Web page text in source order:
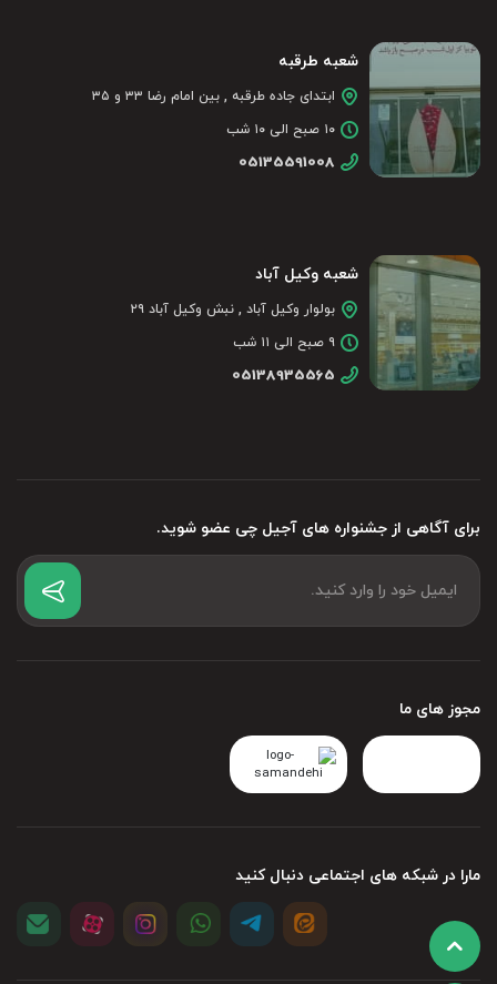
برای آگاهی از جشنواره های آجیل چی عضو شوید.
شعبه طرقبه
ابتدای جاده طرقبه , بین امام رضا ۳۳ و ۳۵
۱۰ صبح الی ۱۰ شب
05135591008
شعبه وکیل آباد
بولوار وکیل آباد , نبش وکیل آباد ۲۹
۹ صبح الی ۱۱ شب
05138935565
مجوز های ما
مارا در شبکه های اجتماعی دنبال کنید